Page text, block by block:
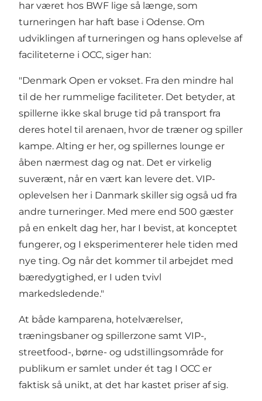
har været hos BWF lige så længe, som
turneringen har haft base i Odense. Om
udviklingen af turneringen og hans oplevelse af
faciliteterne i OCC, siger han:
"Denmark Open er vokset. Fra den mindre hal
til de her rummelige faciliteter. Det betyder, at
spillerne ikke skal bruge tid på transport fra
deres hotel til arenaen, hvor de træner og spiller
kampe. Alting er her, og spillernes lounge er
åben nærmest dag og nat. Det er virkelig
suverænt, når en vært kan levere det. VIP-
oplevelsen her i Danmark skiller sig også ud fra
andre turneringer. Med mere end 500 gæster
på en enkelt dag her, har I bevist, at konceptet
fungerer, og I eksperimenterer hele tiden med
nye ting. Og når det kommer til arbejdet med
bæredygtighed, er I uden tvivl
markedsledende."
At både kamparena, hotelværelser,
træningsbaner og spillerzone samt VIP-,
streetfood-, børne- og udstillingsområde for
publikum er samlet under ét tag I OCC er
faktisk så unikt, at det har kastet priser af sig.